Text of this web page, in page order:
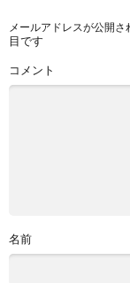
メールアドレスが公開さ
目です
コメント
名前